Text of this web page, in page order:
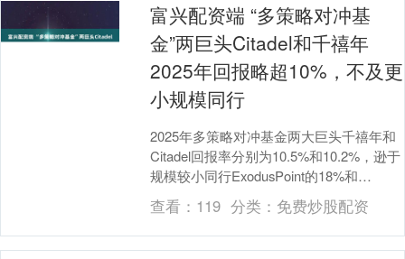
富兴配资端 “多策略对冲基
金”两巨头Citadel和千禧年
2025年回报略超10%，不及更
小规模同行
2025年多策略对冲基金两大巨头千禧年和
Citadel回报率分别为10.5%和10.2%，逊于
规模较小同行ExodusPoint的18%和
Schonfeld的1....
查看： 119 分类： 免费炒股配资